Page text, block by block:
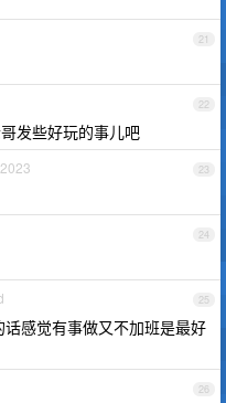
21
22
发些好玩的事儿吧
23
24
25
感觉有事做又不加班是最好
26